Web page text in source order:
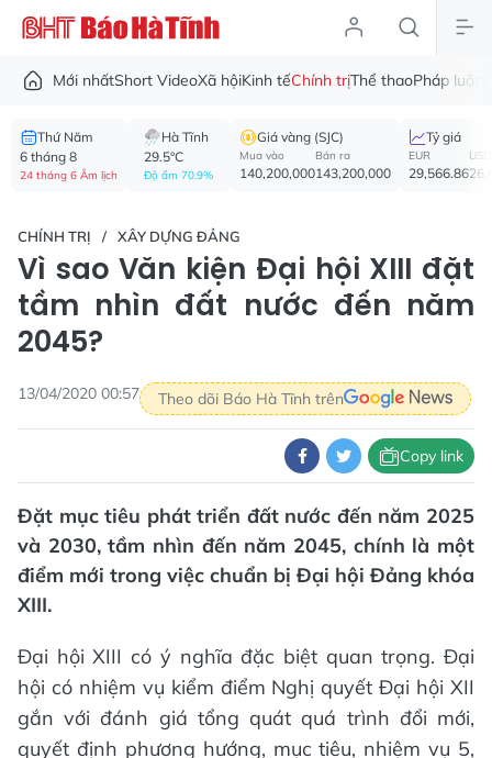
Mới nhấtShort VideoXã hộiKinh tếChính trịThể thaoPháp luật
Thứ Năm
6 tháng 8
24 tháng 6 Âm lịch
Hà Tĩnh
29.5°C
Độ ẩm 70.9%
Giá vàng (SJC)
Mua vào
140,200,000
Bán ra
143,200,000
Tỷ giá
EUR
29,566.86
USD
CHÍNH TRỊ XÂY DỰNG ĐẢNG
Vì sao Văn kiện Đại hội XIII đặt
tầm nhìn đất nước đến năm
2045?
13/04/2020 00:57 Theo dõi Báo Hà Tĩnh trên
Copy link
Đặt mục tiêu phát triển đất nước đến năm 2025
và 2030, tầm nhìn đến năm 2045, chính là một
điểm mới trong việc chuẩn bị Đại hội Đảng khóa
XIII.
Đại hội XIII có ý nghĩa đặc biệt quan trọng. Đại
hội có nhiệm vụ kiểm điểm Nghị quyết Đại hội XII
gắn với đánh giá tổng quát quá trình đổi mới,
quyết định phương hướng, mục tiêu, nhiệm vụ 5,